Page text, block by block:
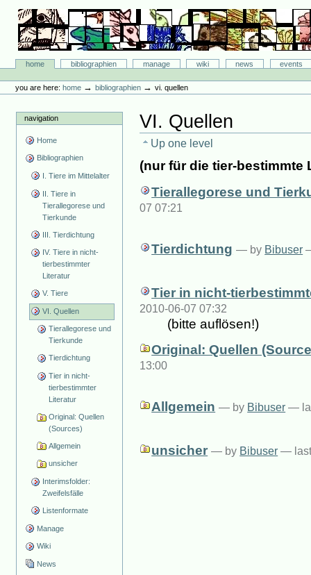
content.
navigation
Bibliographie-Portal
Sectionshome bibliographien manage wiki news
events
tools
you are here: home →bibliographien →vi. quellen
navigation
Home
Bibliographien
I. Tiere im Mittelalter
II. Tiere in
Tierallegorese und
Tierkunde
III. Tierdichtung
IV. Tiere in nicht-
tierbestimmter
Literatur
V. Tiere
VI. Quellen
Tierallegorese und
Tierkunde
Tierdichtung
Tier in nicht-
tierbestimmter
Literatur
Original: Quellen
(Sources)
Allgemein
unsicher
Interimsfolder:
Zweifelsfälle
Listenformate
Manage
Wiki
News
VI. Quellen
Up one level
(nur für die tier-bestimmte
Tierallegorese und
07 07:21
Tierdichtung — by Bibuser
Tier in nicht-
2010-06-07 07:32
(bitte auflösen!)
Original: Quellen
13:00
Allgemein — by Bibuser —
unsicher — by Bibuser — last